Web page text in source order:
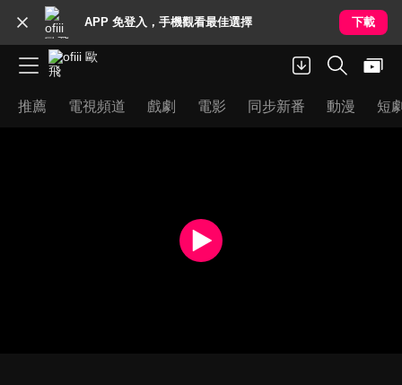
APP 免登入，手機觀看最佳選擇 下載
推薦 電視頻道 戲劇 電影 同步新番 動漫 短